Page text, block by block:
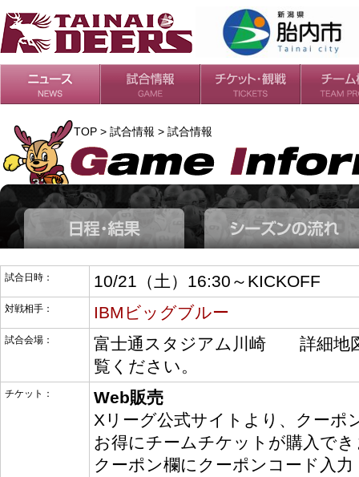
日程・結果
シーズンの流れ チケット
会場・アクセス
ルールガイド
TOP > 試合情報 > 試合情報
試合日時： 10/21（土）16:30～KICKOFF
対戦相手： IBMビッグブルー
試合会場：
富士通スタジアム川崎 詳細地
覧ください。
チケット：
Web販売
Xリーグ公式サイトより、クーポ
お得にチームチケットが購入で
クーポン欄にクーポンコード入